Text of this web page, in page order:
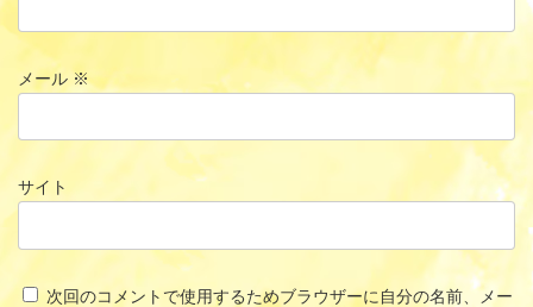
メール ※
サイト
次回のコメントで使用するためブラウザーに自分の名前、メー